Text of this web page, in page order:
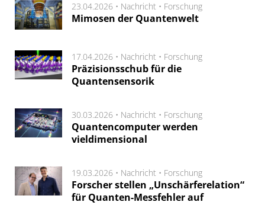
23.04.2026 • Nachricht • Forschung
Mimosen der Quantenwelt
17.04.2026 • Nachricht • Forschung
Präzisionsschub für die
Quantensensorik
30.03.2026 • Nachricht • Forschung
Quantencomputer werden
vieldimensional
19.03.2026 • Nachricht • Forschung
Forscher stellen „Unschärferelation“
für Quanten-Messfehler auf